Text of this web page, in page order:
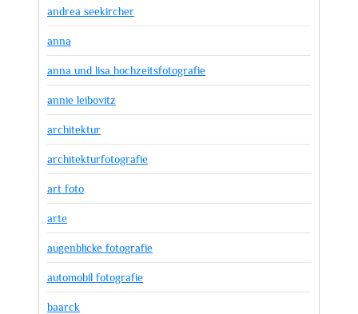
andrea seekircher
anna
anna und lisa hochzeitsfotografie
annie leibovitz
architektur
architekturfotografie
art foto
arte
augenblicke fotografie
automobil fotografie
baarck